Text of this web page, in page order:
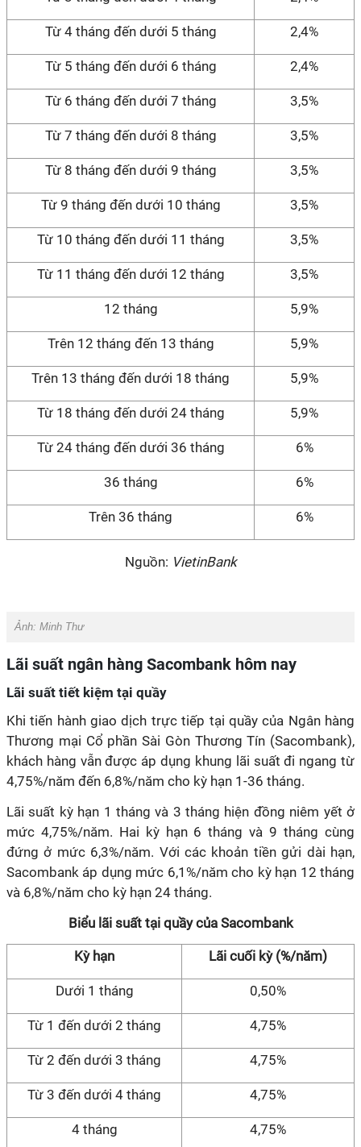
Từ 4 tháng đến dưới 5 tháng 2,4%
Từ 5 tháng đến dưới 6 tháng 2,4%
Từ 6 tháng đến dưới 7 tháng 3,5%
Từ 7 tháng đến dưới 8 tháng 3,5%
Từ 8 tháng đến dưới 9 tháng 3,5%
Từ 9 tháng đến dưới 10 tháng 3,5%
Từ 10 tháng đến dưới 11 tháng 3,5%
Từ 11 tháng đến dưới 12 tháng 3,5%
12 tháng 5,9%
Trên 12 tháng đến 13 tháng 5,9%
Trên 13 tháng đến dưới 18 tháng 5,9%
Từ 18 tháng đến dưới 24 tháng 5,9%
Từ 24 tháng đến dưới 36 tháng 6%
36 tháng 6%
Trên 36 tháng 6%
Nguồn: VietinBank
Ảnh: Minh Thư
Lãi suất ngân hàng Sacombank hôm nay
Lãi suất tiết kiệm tại quầy
Khi tiến hành giao dịch trực tiếp tại quầy của Ngân hàng
Thương mại Cổ phần Sài Gòn Thương Tín (Sacombank),
khách hàng vẫn được áp dụng khung lãi suất đi ngang từ
4,75%/năm đến 6,8%/năm cho kỳ hạn 1-36 tháng.
Lãi suất kỳ hạn 1 tháng và 3 tháng hiện đồng niêm yết ở
mức 4,75%/năm. Hai kỳ hạn 6 tháng và 9 tháng cùng
đứng ở mức 6,3%/năm. Với các khoản tiền gửi dài hạn,
Sacombank áp dụng mức 6,1%/năm cho kỳ hạn 12 tháng
và 6,8%/năm cho kỳ hạn 24 tháng.
Biểu lãi suất tại quầy của Sacombank
Kỳ hạn Lãi cuối kỳ (%/năm)
Dưới 1 tháng 0,50%
Từ 1 đến dưới 2 tháng 4,75%
Từ 2 đến dưới 3 tháng 4,75%
Từ 3 đến dưới 4 tháng 4,75%
4 tháng 4,75%